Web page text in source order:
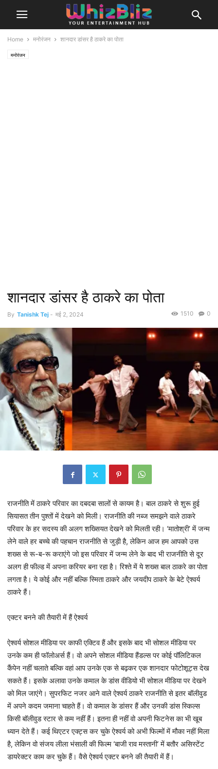
Home मनोरंजन शानदार डांसर है ठाकरे का पोता
मनोरंजन
शानदार डांसर है ठाकरे का पोता
By Tanishk Tej - मई 2, 2024 0
1510
राजनीति में ठाकरे परिवार का दबदबा सालों से कायम है। बाल ठाकरे से शुरू हुई
सियासत तीन पुश्तों में देखने को मिली। राजनीति की नब्ज समझने वाले ठाकरे
परिवार के हर सदस्य की अलग शख्सियत देखने को मिलती रही। ‘मातोश्री’ में जन्म
लेने वाले हर बच्चे की पहचान राजनीति से जुड़ी है, लेकिन आज हम आपको उस
शख्स से रू-ब-रू कराएंगे जो इस परिवार में जन्म लेने के बाद भी राजनीति से दूर
अलग ही फील्ड में अपना करियर बना रहा है। रिश्ते में ये शख्स बाल ठाकरे का पोता
लगता है। ये कोई और नहीं बल्कि स्मिता ठाकरे और जयदीप ठाकरे के बेटे ऐश्वर्य
ठाकरे हैं।
एक्टर बनने की तैयारी में हैं ऐश्वर्य
ऐश्वर्य सोशल मीडिया पर काफी एक्टिव हैं और इसके बाद भी सोशल मीडिया पर
उनके कम ही फॉलोअर्स हैं। वो अपने सोशल मीडिया हैंडल्स पर कोई पॉलिटिकल
कैंपेन नहीं चलाते बल्कि वहां आप उनके एक से बढ़कर एक शानदार फोटोशूट्स देख
सकते हैं। इसके अलावा उनके कमाल के डांस वीडियो भी सोशल मीडिया पर देखने
को मिल जाएंगे। सुपरफिट नजर आने वाले ऐश्वर्य ठाकरे राजनीति से इतर बॉलीवुड
में अपने कदम जमाना चाहते हैं। वो कमाल के डांसर हैं और उनकी डांस स्किल्स
किसी बॉलीवुड स्टार से कम नहीं हैं। इतना ही नहीं वो अपनी फिटनेस का भी खूब
ध्यान देते हैं। कई थिएटर एक्ट्स कर चुके ऐश्वर्य को अभी फिल्मों में मौका नहीं मिला
है, लेकिन वो संजय लीला भंसाली की फिल्म ‘बाजी राव मस्तानी’ में बतौर असिस्टेंट
डायरेक्टर काम कर चुके हैं। वैसे ऐश्वर्य एक्टर बनने की तैयारी में हैं।